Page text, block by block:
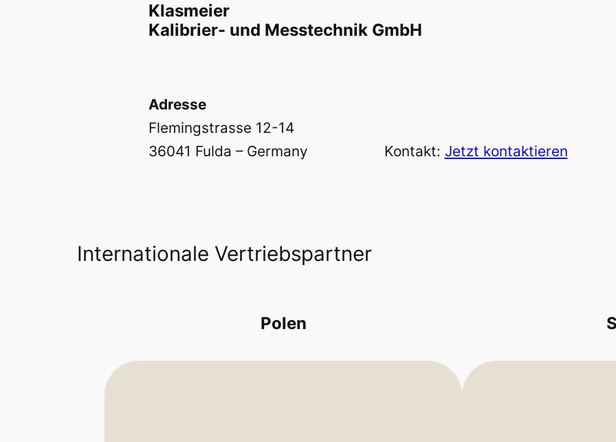
Klasmeier
Kalibrier- und Messtechnik GmbH
Adresse
Flemingstrasse 12-14
36041 Fulda – Germany
Kontakt: Jetzt kontaktieren
Internationale Vertriebspartner
Polen